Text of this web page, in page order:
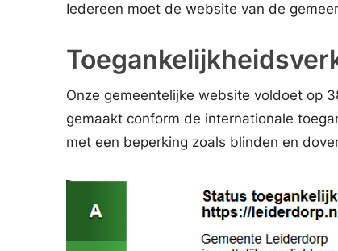
Iedereen moet de website van de
Onze gemeentelijke website voldoet op
gemaakt conform de internationale
met een beperking zoals blinden en